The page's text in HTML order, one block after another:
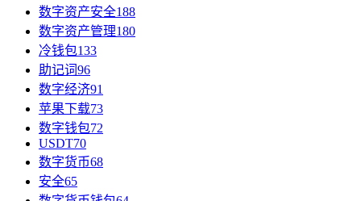
数字资产安全188
数字资产管理180
冷钱包133
助记词96
数字经济91
苹果下载73
数字钱包72
USDT70
数字货币68
安全65